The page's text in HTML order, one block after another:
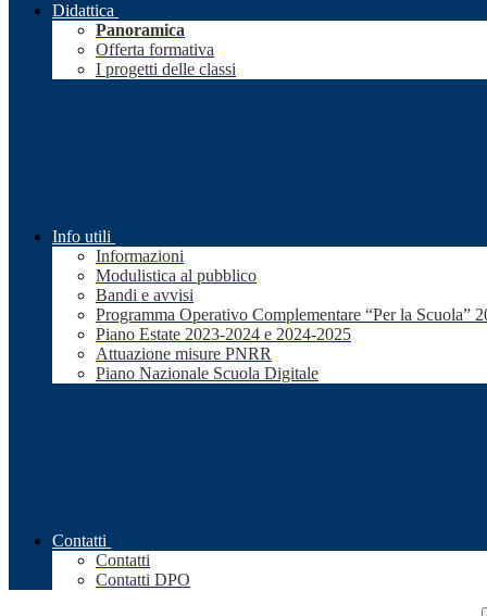
Didattica
Panoramica
Offerta formativa
I progetti delle classi
Info utili
Informazioni
Modulistica al pubblico
Bandi e avvisi
Programma Operativo Complementare “Per la Scuola”
Piano Estate 2023-2024 e 2024-2025
Attuazione misure PNRR
Piano Nazionale Scuola Digitale
Contatti
Contatti
Contatti DPO